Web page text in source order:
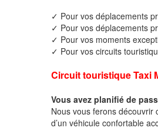
✓ Pour vos déplacements
✓ Pour vos déplacements
✓ Pour vos moments
✓ Pour vos circuits
Circuit touristique Taxi
Vous avez planifié de
Nous vous ferons découvrir
d’un véhicule confortable